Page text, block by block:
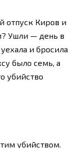
отпуск Киров и
Ушли — день в
и бросила
было семь, а
убийство
убийством.